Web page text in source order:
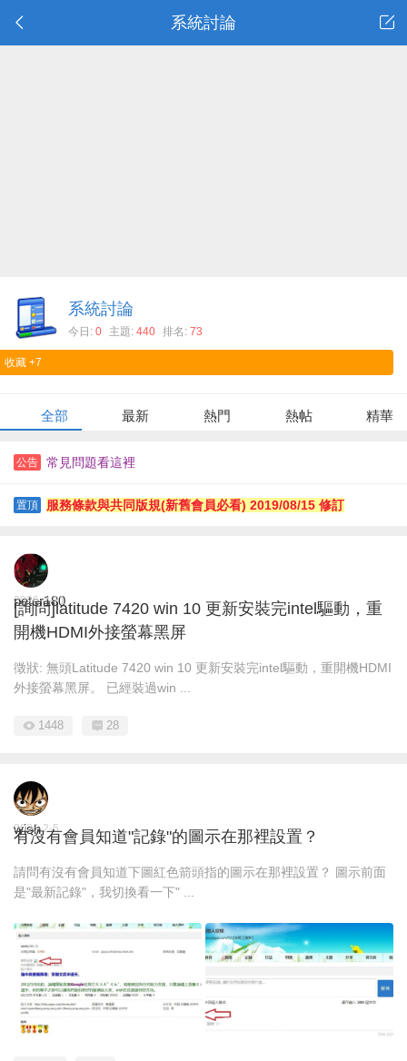
系統討論
收藏 +7
系統討論
今日: 0 主題: 440 排名: 73
全部 最新 熱門 熱帖 精華
公告 常見問題看這裡
置頂 服務條款與共同版規(新舊會員必看) 2019/08/15 修訂
peter180
2026-2-21
[詢問]latitude 7420 win 10 更新安裝完intel驅動，重
開機HDMI外接螢幕黑屏
徵狀: 無頭Latitude 7420 win 10 更新安裝完intel驅動，重開機HDMI
外接螢幕黑屏。 已經裝過win ...
1448 28
wish
2026-2-5
有沒有會員知道"記錄"的圖示在那裡設置？
請問有沒有會員知道下圖紅色箭頭指的圖示在那裡設置？ 圖示前面
是"最新記錄"，我切換看一下" ...